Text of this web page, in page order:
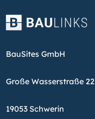
BauSites GmbH
Große Wasserstraße 22
19053 Schwerin